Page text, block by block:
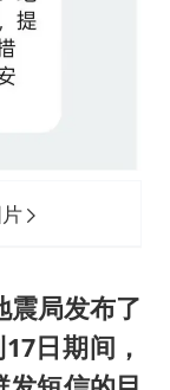
震局发布了
日期间，